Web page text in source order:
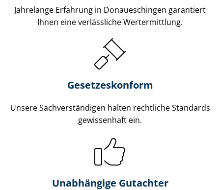
Jahrelange Erfahrung in Donaueschingen garantiert
Ihnen eine verlässliche Wertermittlung.
Gesetzes­konform
Unsere Sach­ver­stän­di­gen halten rechtliche Standards
gewissenhaft ein.
Unabhängige Gutachter